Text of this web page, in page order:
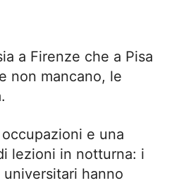
a Firenze che a Pisa
non mancano, le
e una
lezioni in notturna: i
hanno